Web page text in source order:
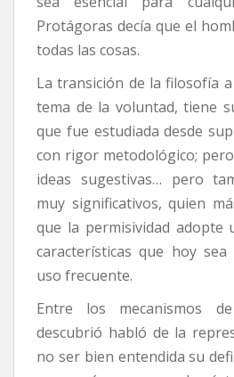
Protágoras decía que el
todas las cosas.
La transición de la filosofía
tema de la voluntad, tiene
que fue estudiada desde
con rigor metodológico;
ideas sugestivas… pero
muy significativos, quien
que la permisividad adopte
características que hoy
uso frecuente.
Entre los mecanismos
descubrió habló de la
no ser bien entendida su